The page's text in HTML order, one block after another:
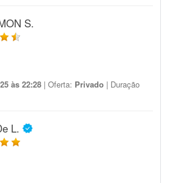
S.
às 22:28 | Oferta: Privado | Duração
L.